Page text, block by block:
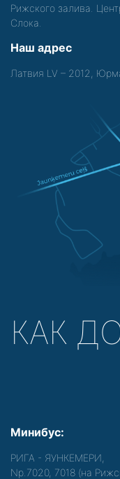
Рижского залива.
Слока.
Наш адрес
Латвия LV – 2012,
КАК
Минибус:
РИГА - ЯУНКЕМЕРИ,
Nр.7020, 7018 (на